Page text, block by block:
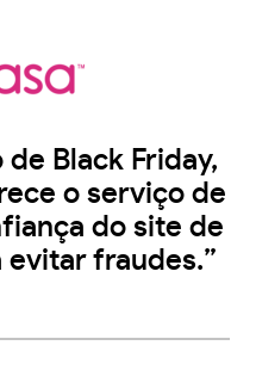
Black Friday,
o serviço de
do site de
fraudes.”